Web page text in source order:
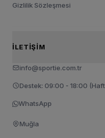
Gizlilik Sözleşmesi
İLETIŞIM
info@sportie.com.tr
Destek: 09:00 - 18:00
WhatsApp
Muğla